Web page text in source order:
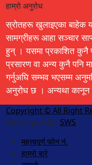
हाम्रो अनुरोध
स्रोतहरू खुलाइएका बाहेक
सामग्रीहरू आहा सञ्चार
हुन् । यसमा प्रकाशित कुनै
प्रसारण वा अन्य कुनै पनि
गर्नुअघि सम्भव भएसम्म
अनुरोध छ । अन्यथा कानून
Copyright © All Right
Developed By: SWS.
महत्त्वपूर्ण फोन नं.
हाम्रो बारे